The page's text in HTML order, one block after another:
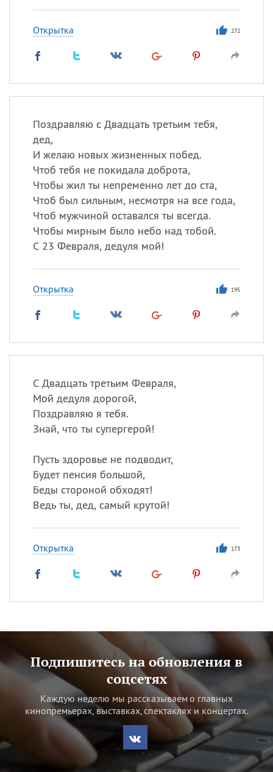
Открытка 272
Поздравляю с Двадцать третьим тебя,
дед,
И желаю новых жизненных побед.
Чтоб тебя не покидала доброта,
Чтобы жил ты непременно лет до ста,
Чтоб был сильным, несмотря на все года,
Чтоб мужчиной оставался ты всегда.
Чтобы мирным было небо над тобой.
С 23 Февраля, дедуля мой!
Открытка 195
С Двадцать третьим Февраля,
Мой дедуля дорогой,
Поздравляю я тебя.
Знай, что ты супергерой!
Пусть здоровье не подводит,
Будет пенсия большой,
Беды стороной обходят!
Ведь ты, дед, самый крутой!
Открытка 173
Подпишитесь на обновления в
соцсетях
Каждую неделю мы рассказываем о главных
кинопремьерах, выставках, спектаклях и концертах.